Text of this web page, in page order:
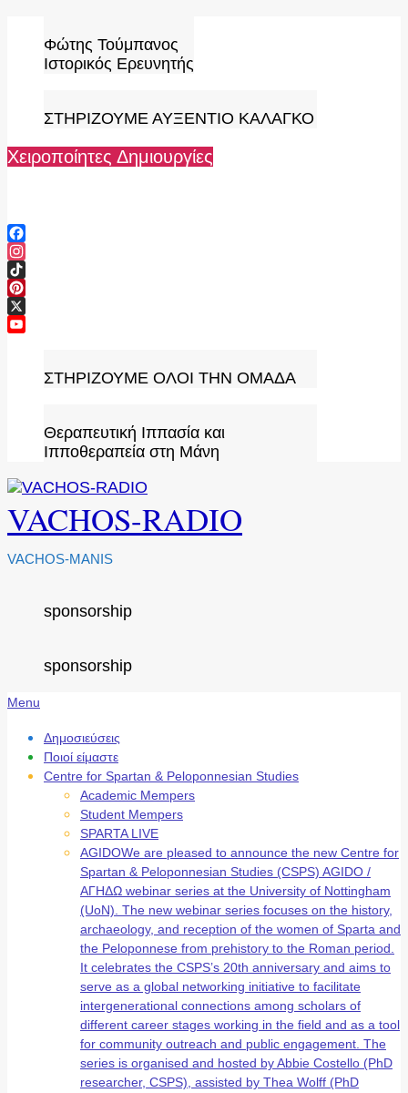
content
Φώτης Τούμπανος
Ιστορικός Ερευνητής
ΣΤΗΡΙΖΟΥΜΕ ΑΥΞΕΝΤΙΟ ΚΑΛΑΓΚΟ
Χειροποίητες Δημιουργίες
Facebook
Instagram
TikTok
Pinterest
X
ΣΤΗΡΙΖΟΥΜΕ ΟΛΟΙ ΤΗΝ ΟΜΑΔΑ
Θεραπευτική Ιππασία και
Ιπποθεραπεία στη Μάνη
VACHOS-RADIO
VACHOS-MANIS
sponsorship
sponsorship
Secondary
Menu
Menu
Δημοσιεύσεις
Ποιοί είμαστε
Centre for Spartan & Peloponnesian Studies
Academic Mempers
Student Mempers
SPARTA LIVE
AGIDOWe are pleased to announce the new Centre for
Spartan & Peloponnesian Studies (CSPS) AGIDO /
ΑΓΗΔΩ webinar series at the University of Nottingham
(UoN). The new webinar series focuses on the history,
archaeology, and reception of the women of Sparta and
the Peloponnese from prehistory to the Roman period.
It celebrates the CSPS’s 20th anniversary and aims to
serve as a global networking initiative to facilitate
intergenerational connections among scholars of
different career stages working in the field and as a tool
for community outreach and public engagement. The
series is organised and hosted by Abbie Costello (PhD
researcher, CSPS), assisted by Thea Wolff (PhD